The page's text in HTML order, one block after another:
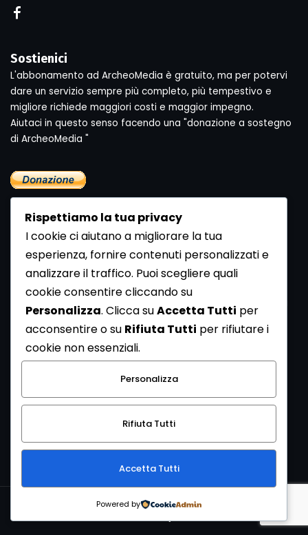
Sostienici
L'abbonamento ad ArcheoMedia è gratuito, ma per potervi
dare un servizio sempre più completo, più tempestivo e
migliore richiede maggiori costi e maggior impegno.
Aiutaci in questo senso facendo una "donazione a sostegno
di ArcheoMedia "
Newsletter
Se vuoi ricevere la Rivista gratuita di archeologia realizzata
dalla Redazione di ArcheoMedia iscriviti alla nostra
Newsletter [Clicca Qui]
Con l'invio del messaggio l'utente dichiara di aver letto
l’informativa sulla privacy e di acconsentire al trattamento
dei propri dati personali.
Copyright © 1999-2026Mediares S.c.PI 07341730013 - [
Rispettiamo la tua privacy
I cookie ci aiutano a migliorare la tua
esperienza, fornire contenuti personalizzati e
analizzare il traffico. Puoi scegliere quali
cookie consentire cliccando su
Personalizza. Clicca suAccetta Tutti per
acconsentire o su Rifiuta Tutti per rifiutare i
cookie non essenziali.
Personalizza
Rifiuta Tutti
Accetta Tutti
Powered by